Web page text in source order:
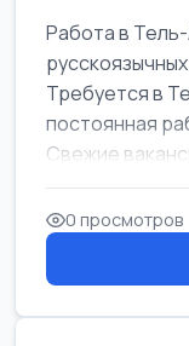
Работа в
Требуется в
постоянная
Свежие
женщин от
0 просмотров